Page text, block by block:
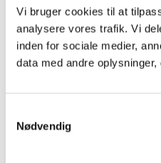
Vi bruger cookies til at
analysere vores trafik. Vi
inden for sociale medier,
data med andre
Nødvendig
Vejen
Vejle
Ærø
Albertslund